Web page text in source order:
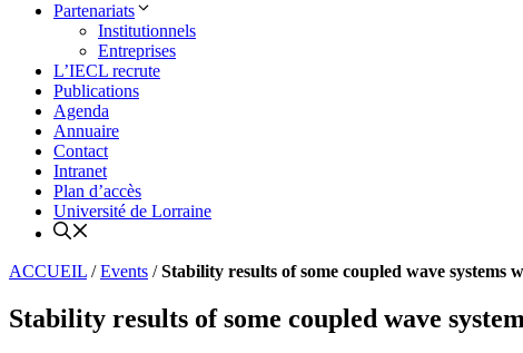
Partenariats
Institutionnels
Entreprises
L’IECL recrute
Publications
Agenda
Annuaire
Contact
Intranet
Plan d’accès
Université de Lorraine
ACCUEIL /Events /Stability results of some coupled wave
Stability results of some coupled wave